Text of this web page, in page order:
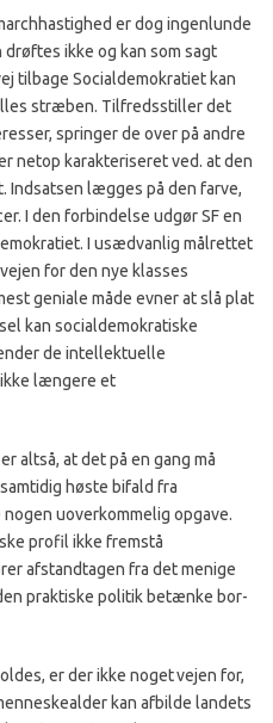
er dog in­genlunde
ikke og kan som sagt
tilbage Socialdemokratiet kan
stræben. Tilfredsstiller det
springer de over på andre
netop karakteri­seret ved. at den
Indsatsen lægges på den farve,
I den forbindelse udgør SF en
I usædvanlig målrettet
for den nye klasses
geniale måde evner at slå plat
kan socialdemokratiske
de intellektuelle
læn­gere et
altså, at det på en gang må
høste bi­fald fra
uoverkom­melig opgave.
profil ikke fremstå
afstandta­gen fra det menige
praktiske politik betænke bor­
er der ikke nogetvejen for,
kan afbilde landets